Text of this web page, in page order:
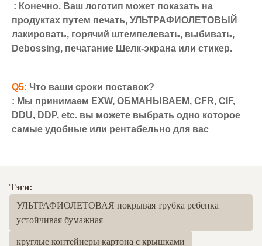
: Конечно. Ваш логотип может показать на
продуктах путем печать, УЛЬТРАФИОЛЕТОВЫЙ
лакировать, горячий штемпелевать, выбивать,
Debossing, печатание Шелк-экрана или стикер.
Q5: Что ваши сроки поставок?
: Мы принимаем EXW, ОБМАНЫВАЕМ, CFR, CIF,
DDU, DDP, etc. вы можете выбрать одно которое
самые удобные или рентабельно для вас
Тэги:
УЛЬТРАФИОЛЕТОВАЯ покрывая трубка ребенка
устойчивая бумажная
круглые контейнеры картона с крышками